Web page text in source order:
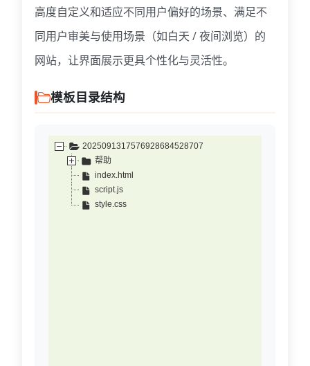
高度自定义和适应不同用户偏好的场景、满足不
同用户审美与使用场景（如白天 / 夜间浏览）的
网站，让界面展示更具个性化与灵活性。
模板目录结构
2025091317576928684528707
帮助
index.html
script.js
style.css